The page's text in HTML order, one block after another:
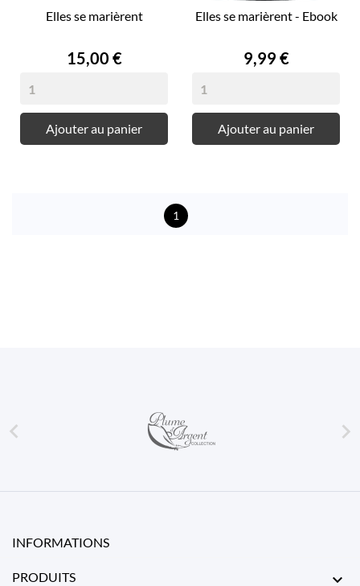
Elles se marièrent
Prix
15,00 €
Ajouter au panier
Elles se marièrent - Ebook
Prix
9,99 €
Ajouter au panier
1
 
INFORMATIONS
PRODUITS 